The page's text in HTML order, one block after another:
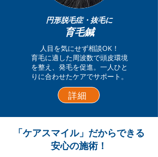
円形脱毛症・抜毛に​
育毛鍼
人目を気にせず相談OK！
育毛に適した周波数で頭皮環境
を整え、発毛を促進。一人ひと
りに合わせたケアでサポート。
詳細
​「ケアスマイル」だからできる
安心の施術！